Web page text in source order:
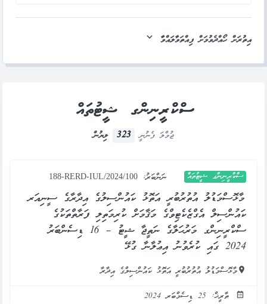
އިތުރަށް ހޯއްދެވުމަށް ފިއްތަވާލައްވާ
ސްކްރީނިންގ ޝީޓުތައް
ޖުމްލަ ފެނުނީ 323 ލިޔުން
ސްކްރީނިންގ ޝީޓުތައް ނަންބަރު: 188-RERD-IUL/2024/100
މާޅޮސްމަޑުލު އުތުރުބުރީ އަތޮޅު ކައުންސިލުގެ އިދާރާގެ ސީނިއަރ
ކައުންސިލް އެގްޒެކެޓިވްގެ މަޤާމަށް ކުރިމަތިލި ފަރާތްތަކުގެ
ސްކްރީނިންގ މަރުޙަލާގެ ނަތީޖާ ޝީޓު – 16 ޑިސެންބަރު
2024 ގައި ކުރެވުނު އިޢުލާނާ ގުޅޭ
މާޅޮސްމަޑުލު އުތުރުބުރީ އަތޮޅު ކައުންސިލްގެ އިދާރާ
ތާރީޚް: 25 ޑިސެމްބަރ 2024